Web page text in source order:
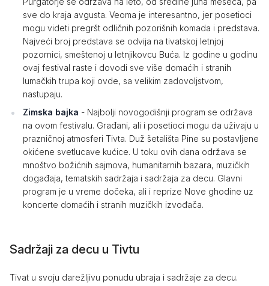
sve do kraja avgusta. Veoma je interesantno, jer posetioci
mogu videti pregršt odličnih pozorišnih komada i predstava.
Najveći broj predstava se odvija na tivatskoj letnjoj
pozornici, smeštenoj u letnjikovcu Buća. Iz godine u godinu
ovaj festival raste i dovodi sve više domaćih i stranih
lumačkih trupa koji ovde, sa velikim zadovoljstvom,
nastupaju.
Zimska bajka - Najbolji novogodišnji program se održava
na ovom festivalu. Građani, ali i posetioci mogu da uživaju u
prazničnoj atmosferi Tivta. Duž šetališta Pine su postavljene
okićene svetlucave kućice. U toku ovih dana održava se
mnoštvo božićnih sajmova, humanitarnih bazara, muzičkih
događaja, tematskih sadržaja i sadržaja za decu. Glavni
program je u vreme dočeka, ali i reprize Nove ghodine uz
koncerte domaćih i stranih muzičkih izvođača.
Sadržaji za decu u Tivtu
Tivat u svoju darežljivu ponudu ubraja i sadržaje za decu.